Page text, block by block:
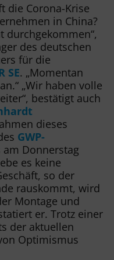
die Corona-Krise
in China?
durchgekommen“,
des deutschen
für die
SE. „Momentan
„Wir haben volle
bestätigt auch
dieses
GWP-
am Donnerstag
es keine
so der
rauskommt, wird
Montage und
er. Trotz einer
der aktuellen
Optimismus